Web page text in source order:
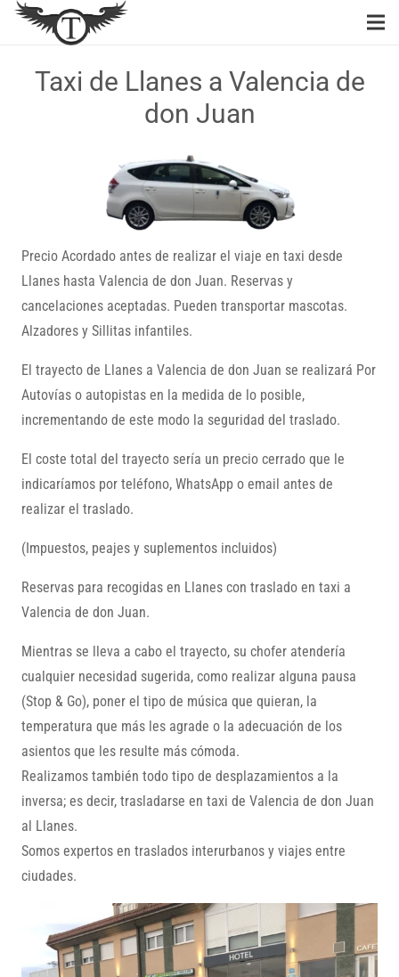
Taxi de Llanes a Valencia de
don Juan
Precio Acordado antes de realizar el viaje en taxi desde
Llanes hasta Valencia de don Juan. Reservas y
cancelaciones aceptadas. Pueden transportar mascotas.
Alzadores y Sillitas infantiles.
El trayecto de Llanes a Valencia de don Juan se realizará Por
Autovías o autopistas en la medida de lo posible,
incrementando de este modo la seguridad del traslado.
El coste total del trayecto sería un precio cerrado que le
indicaríamos por teléfono, WhatsApp o email antes de
realizar el traslado.
(Impuestos, peajes y suplementos incluidos)
Reservas para recogidas en Llanes con traslado en taxi a
Valencia de don Juan.
Mientras se lleva a cabo el trayecto, su chofer atendería
cualquier necesidad sugerida, como realizar alguna pausa
(Stop & Go), poner el tipo de música que quieran, la
temperatura que más les agrade o la adecuación de los
asientos que les resulte más cómoda.
Realizamos también todo tipo de desplazamientos a la
inversa; es decir, trasladarse en taxi de Valencia de don Juan
al Llanes.
Somos expertos en traslados interurbanos y viajes entre
ciudades.